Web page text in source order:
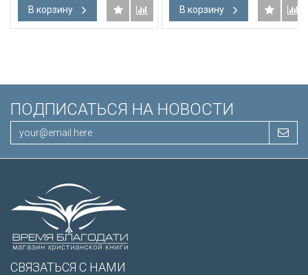
В корзину
подарочная вкладка, слова
Иисуса выделены красным
В корзину
ПОДПИСАТЬСЯ НА НОВОСТИ
СВЯЗАТЬСЯ С НАМИ